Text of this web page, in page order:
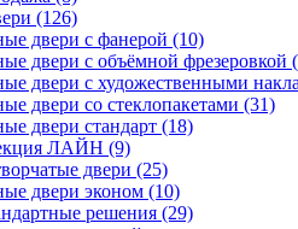
(126)
двери с фанерой (10)
двери с объёмной фрезеровкой
двери с художественными
двери со стеклопакетами (31)
двери стандарт (18)
ЛАЙН (9)
двери (25)
двери эконом (10)
решения (29)